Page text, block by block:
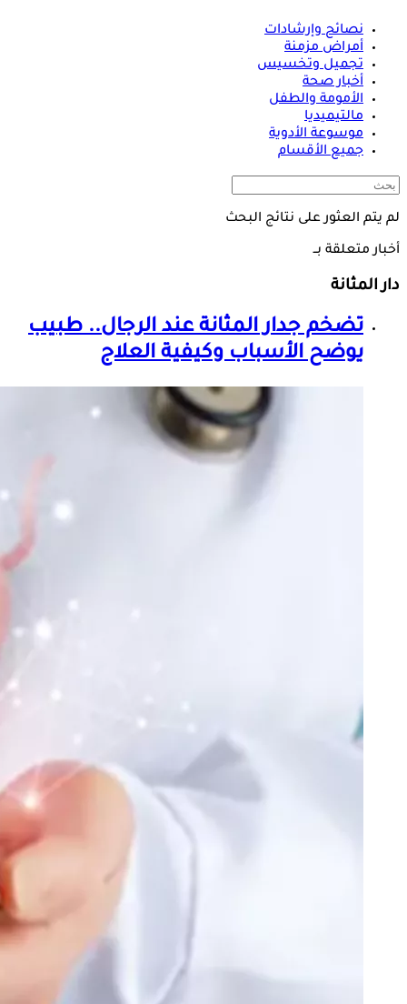
نصائح وإرشادات
أمراض مزمنة
تجميل وتخسيس
أخبار صحة
الأمومة والطفل
مالتيميديا
موسوعة الأدوية
جميع الأقسام
لم يتم العثور على نتائج البحث
أخبار متعلقة بــ
دار المثانة
تضخم جدار المثانةعند الرجال.. طبيب
يوضح الأسباب وكيفية العلاج